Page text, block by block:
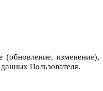
(обновление, изменение),
Пользователя.